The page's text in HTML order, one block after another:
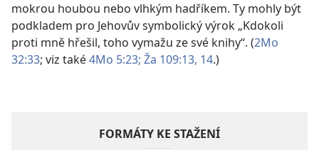
mokrou houbou nebo vlhkým hadříkem. Ty mohly být
podkladem pro Jehovův symbolický výrok „Kdokoli
proti mně hřešil, toho vymažu ze své knihy“. (2Mo
32:33; viz také4Mo 5:23; Ža 109:13, 14.)
FORMÁTY KE STAŽENÍ